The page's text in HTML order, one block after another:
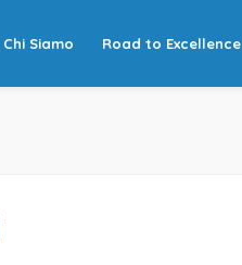
Chi Siamo Road to Excellence